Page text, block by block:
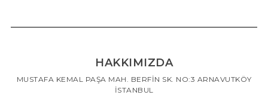
HAKKIMIZDA
MUSTAFA KEMAL PAŞA MAH. BERFİN SK. NO:3 ARNAVUTKÖY
İSTANBUL